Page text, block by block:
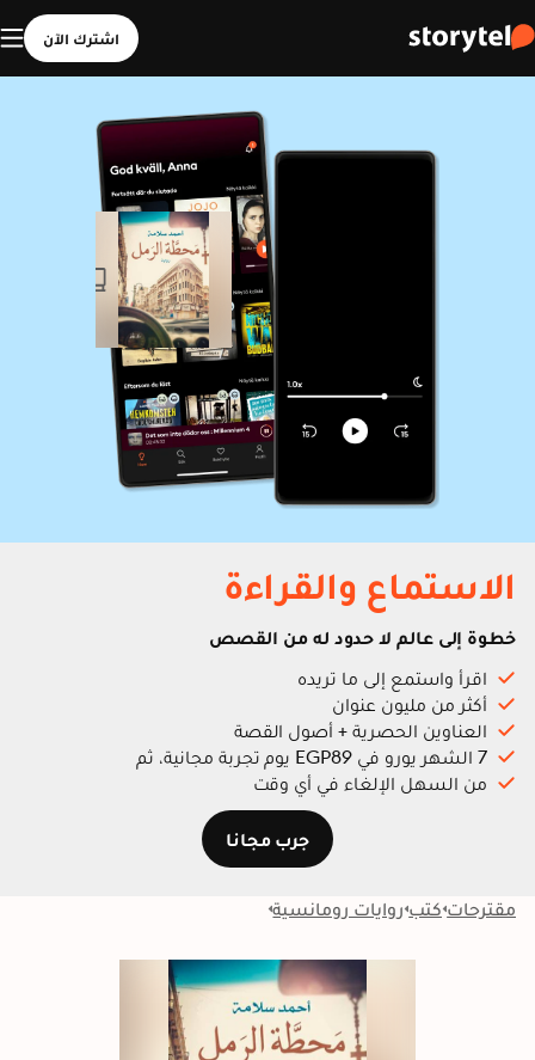
اشترك الآن
الاستماع والقراءة
خطوة إلى عالم لا حدود له من القصص
اقرأ واستمع إلى ما تريده
أكثر من مليون عنوان
العناوين الحصرية + أصول القصة
7 الشهر يورو في EGP89 يوم تجربة مجانية، ثم
من السهل الإلغاء في أي وقت
جرب مجانا
مقترحات كتب روايات رومانسية